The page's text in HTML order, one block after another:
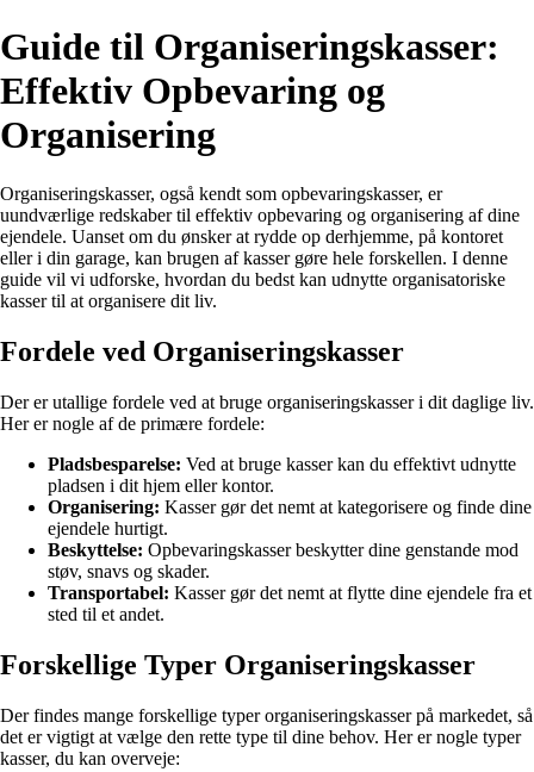
Guide til Organiseringskasser:
Effektiv Opbevaring og
Organisering
Organiseringskasser, også kendt som opbevaringskasser, er
uundværlige redskaber til effektiv opbevaring og organisering af dine
ejendele. Uanset om du ønsker at rydde op derhjemme, på kontoret
eller i din garage, kan brugen af kasser gøre hele forskellen. I denne
guide vil vi udforske, hvordan du bedst kan udnytte organisatoriske
kasser til at organisere dit liv.
Fordele ved Organiseringskasser
Der er utallige fordele ved at bruge organiseringskasser i dit daglige liv.
Her er nogle af de primære fordele:
Pladsbesparelse: Ved at bruge kasser kan du effektivt udnytte
pladsen i dit hjem eller kontor.
Organisering: Kasser gør det nemt at kategorisere og finde dine
ejendele hurtigt.
Beskyttelse: Opbevaringskasser beskytter dine genstande mod
støv, snavs og skader.
Transportabel: Kasser gør det nemt at flytte dine ejendele fra et
sted til et andet.
Forskellige Typer Organiseringskasser
Der findes mange forskellige typer organiseringskasser på markedet, så
det er vigtigt at vælge den rette type til dine behov. Her er nogle typer
kasser, du kan overveje: